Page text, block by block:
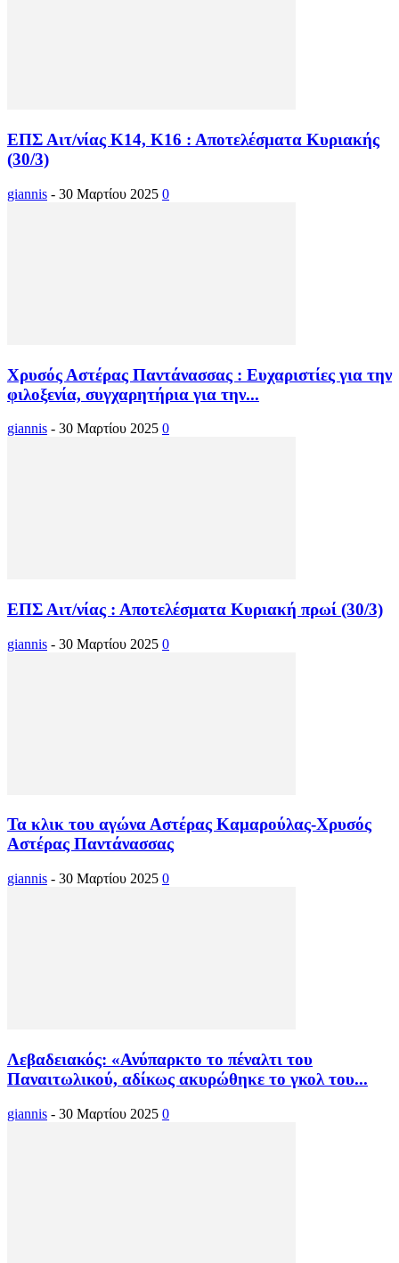
ΕΠΣ Αιτ/νίας Κ14, Κ16 : Αποτελέσματα Κυριακής
(30/3)
giannis - 30 Μαρτίου 2025 0
Χρυσός Αστέρας Παντάνασσας : Ευχαριστίες για την
φιλοξενία, συγχαρητήρια για την...
giannis - 30 Μαρτίου 2025 0
ΕΠΣ Αιτ/νίας : Αποτελέσματα Κυριακή πρωί (30/3)
giannis - 30 Μαρτίου 2025 0
Τα κλικ του αγώνα Αστέρας Καμαρούλας-Χρυσός
Αστέρας Παντάνασσας
giannis - 30 Μαρτίου 2025 0
Λεβαδειακός: «Ανύπαρκτο το πέναλτι του
Παναιτωλικού, αδίκως ακυρώθηκε το γκολ του...
giannis - 30 Μαρτίου 2025 0